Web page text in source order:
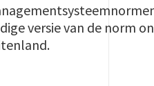
versie van de norm